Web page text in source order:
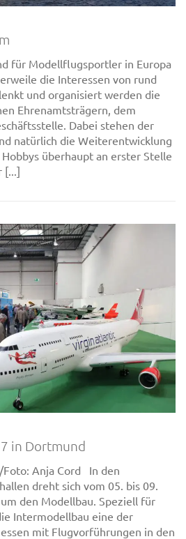
für Modellflugsportler in Europa
die Interessen von rund
und organisiert werden die
Ehrenamtsträgern, dem
Dabei stehen der
natürlich die Weiterentwicklung
überhaupt an erster Stelle
[...]
in Dortmund
Anja Cord In den
dreht sich vom 05. bis 09.
den Modellbau. Speziell für
Intermodellbau eine der
mit Flugvorführungen in den